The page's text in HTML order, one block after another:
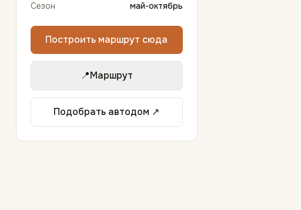
Сезон
май-октябрь
Построить маршрут сюда
📍Маршрут
Подобрать автодом ↗